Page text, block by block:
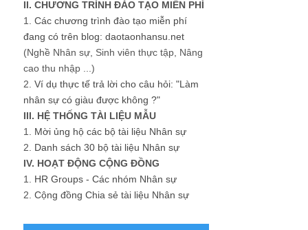
II. CHƯƠNG TRÌNH ĐÀO TẠO MIỄN PHÍ
1. Các chương trình đào tạo miễn phí
đang có trên blog: daotaonhansu.net
(Nghề Nhân sự, Sinh viên thực tập, Nâng
cao thu nhập ...)
2. Ví dụ thực tế trả lời cho câu hỏi: "Làm
nhân sự có giàu được không ?"
III. HỆ THỐNG TÀI LIỆU MẪU
1. Mời ủng hộ các bộ tài liệu Nhân sự
2. Danh sách 30 bộ tài liệu Nhân sự
IV. HOẠT ĐỘNG CỘNG ĐỒNG
1. HR Groups - Các nhóm Nhân sự
2. Cộng đồng Chia sẻ tài liệu Nhân sự